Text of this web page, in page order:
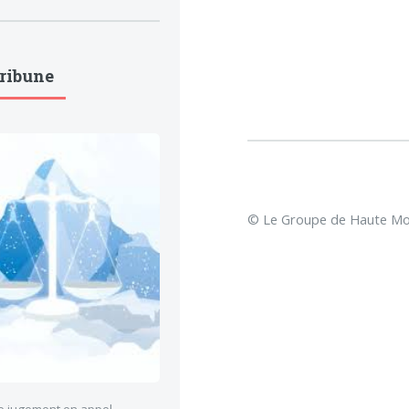
© Le Groupe de Haute